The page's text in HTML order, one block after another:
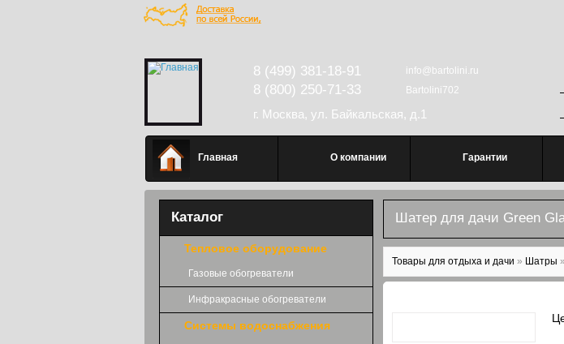
Перейти к основному содержанию
8 (499) 381-18-91
8 (800) 250-71-33
info@bartolini.ru
Bartolini702
г. Москва, ул. Байкальская, д.1
Главная О компании Гарантии
Каталог
Тепловое оборудование
Газовые обогреватели
Инфракрасные обогреватели
Системы водоснабжения
Шатер для дачи Green
Вы здесь
Товары для отдыха и дачи » Шатры »